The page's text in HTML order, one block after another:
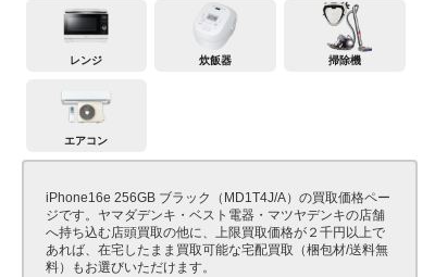
レンジ 炊飯器 掃除機
エアコン
iPhone16e 256GB ブラック（MD1T4J/A）の買取価格ペー
ジです。ヤマダデンキ・ベスト電器・マツヤデンキの店舗
へ持ち込む店頭買取の他に、上限買取価格が２千円以上で
あれば、在宅したまま買取可能な宅配買取（梱包材/送料無
料）もお選びいただけます。